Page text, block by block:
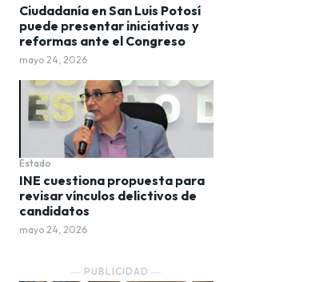
Ciudadanía en San Luis Potosí
puede presentar iniciativas y
reformas ante el Congreso
mayo 24, 2026
Estado
INE cuestiona propuesta para
revisar vínculos delictivos de
candidatos
mayo 24, 2026
― PUBLICIDAD ―